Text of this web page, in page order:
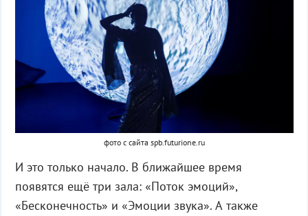
фото с сайта spb.futurione.ru
И это только начало. В ближайшее время
появятся ещё три зала: «Поток эмоций»,
«Бесконечность» и «Эмоции звука». А также